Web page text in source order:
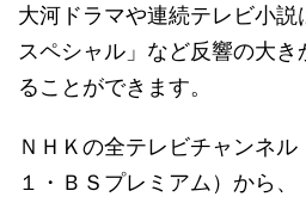
大河ドラマや連続テレビ小説
スペシャル」など反響の大
ることができます。
ＮＨＫの全テレビチャンネ
１・ＢＳプレミアム）から、